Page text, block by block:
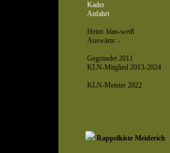
Kader
Anfahrt
Heim: blau-weiß
Auswärts: -
Gegründet 2011
KLN-Mitglied 2013-2024
KLN-Meister 2022
Rappelkiste Meiderich